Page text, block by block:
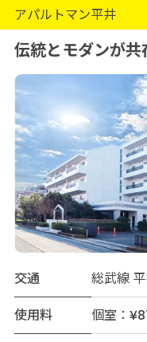
アパルトマン平井
伝統とモダンが
交通
総武線
使用料
個室：